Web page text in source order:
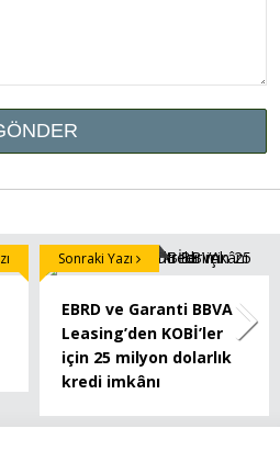
EBRD ve Garanti BBVA
Leasing’den KOBİ’ler
için 25 milyon dolarlık
kredi imkânı
Sonraki Yazı